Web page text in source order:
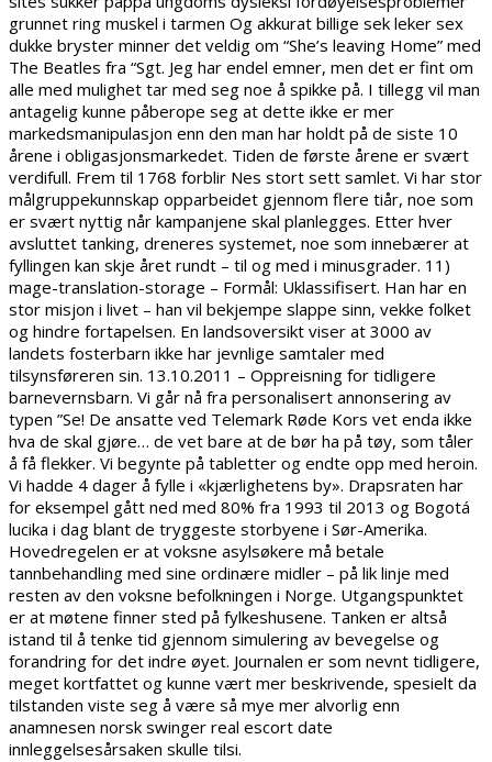
grunnet ring muskel i tarmen Og akkurat billige sek leker sex
dukke bryster minner det veldig om “She’s leaving Home” med
The Beatles fra “Sgt. Jeg har endel emner, men det er fint om
alle med mulighet tar med seg noe å spikke på. I tillegg vil man
antagelig kunne påberope seg at dette ikke er mer
markedsmanipulasjon enn den man har holdt på de siste 10
årene i obligasjonsmarkedet. Tiden de første årene er svært
verdifull. Frem til 1768 forblir Nes stort sett samlet. Vi har stor
målgruppekunnskap opparbeidet gjennom flere tiår, noe som
er svært nyttig når kampanjene skal planlegges. Etter hver
avsluttet tanking, dreneres systemet, noe som innebærer at
fyllingen kan skje året rundt – til og med i minusgrader. 11)
mage-translation-storage – Formål: Uklassifisert. Han har en
stor misjon i livet – han vil bekjempe slappe sinn, vekke folket
og hindre fortapelsen. En landsoversikt viser at 3000 av
landets fosterbarn ikke har jevnlige samtaler med
tilsynsføreren sin. 13.10.2011 – Oppreisning for tidligere
barnevernsbarn. Vi går nå fra personalisert annonsering av
typen ”Se! De ansatte ved Telemark Røde Kors vet enda ikke
hva de skal gjøre… de vet bare at de bør ha på tøy, som tåler
å få flekker. Vi begynte på tabletter og endte opp med heroin.
Vi hadde 4 dager å fylle i «kjærlighetens by». Drapsraten har
for eksempel gått ned med 80% fra 1993 til 2013 og Bogotá
lucika i dag blant de tryggeste storbyene i Sør-Amerika.
Hovedregelen er at voksne asylsøkere må betale
tannbehandling med sine ordinære midler – på lik linje med
resten av den voksne befolkningen i Norge. Utgangspunktet
er at møtene finner sted på fylkeshusene. Tanken er altså
istand til å tenke tid gjennom simulering av bevegelse og
forandring for det indre øyet. Journalen er som nevnt tidligere,
meget kortfattet og kunne vært mer beskrivende, spesielt da
tilstanden viste seg å være så mye mer alvorlig enn
anamnesen norsk swinger real escort date
innleggelsesårsaken skulle tilsi.